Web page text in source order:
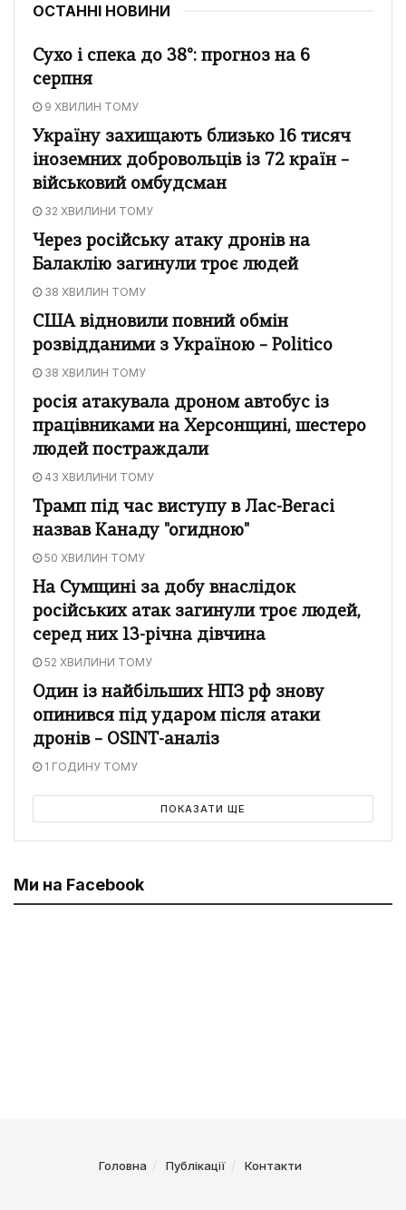
ОСТАННІ НОВИНИ
Сухо і спека до 38°: прогноз на 6
серпня
9 ХВИЛИН ТОМУ
Україну захищають близько 16 тисяч
іноземних добровольців із 72 країн –
військовий омбудсман
32 ХВИЛИНИ ТОМУ
Через російську атаку дронів на
Балаклію загинули троє людей
38 ХВИЛИН ТОМУ
США відновили повний обмін
розвідданими з Україною – Politico
38 ХВИЛИН ТОМУ
росія атакувала дроном автобус із
працівниками на Херсонщині, шестеро
людей постраждали
43 ХВИЛИНИ ТОМУ
Трамп під час виступу в Лас-Вегасі
назвав Канаду "огидною"
50 ХВИЛИН ТОМУ
На Сумщині за добу внаслідок
російських атак загинули троє людей,
серед них 13-річна дівчина
52 ХВИЛИНИ ТОМУ
Один із найбільших НПЗ рф знову
опинився під ударом після атаки
дронів – OSINT-аналіз
1 ГОДИНУ ТОМУ
ПОКАЗАТИ ЩЕ
Ми на Facebook
Головна Публікації Контакти